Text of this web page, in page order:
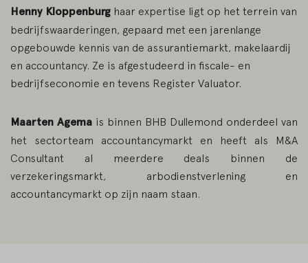
Henny Kloppenburg haar expertise ligt op het terrein van
bedrijfswaarderingen, gepaard met een jarenlange
opgebouwde kennis van de assurantiemarkt, makelaardij
en accountancy. Ze is afgestudeerd in fiscale- en
bedrijfseconomie en tevens Register Valuator.
Maarten Agema is binnen BHB Dullemond onderdeel van
het sectorteam accountancymarkt en heeft als M&A
Consultant al meerdere deals binnen de
verzekeringsmarkt, arbodienstverlening en
accountancymarkt op zijn naam staan.